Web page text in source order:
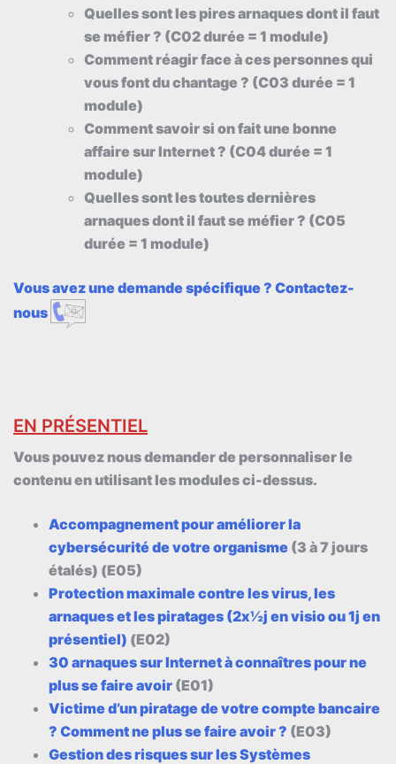
Quelles sont les pires arnaques dont il faut
se méfier ? (C02 durée = 1 module)
Comment réagir face à ces personnes qui
vous font du chantage ? (C03 durée = 1
module)
Comment savoir si on fait une bonne
affaire sur Internet ? (C04 durée = 1
module)
Quelles sont les toutes dernières
arnaques dont il faut se méfier ? (C05
durée = 1 module)
Vous avez une demande spécifique ? Contactez-
nous
EN PRÉSENTIEL
Vous pouvez nous demander de personnaliser le
contenu en utilisant les modules ci-dessus.
Accompagnement pour améliorer la
cybersécurité de votre organisme (3 à 7 jours
étalés) (E05)
Protection maximale contre les virus, les
arnaques et les piratages (2x½j en visio ou 1j en
présentiel) (E02)
30 arnaques sur Internet à connaîtres pour ne
plus se faire avoir (E01)
Victime d’un piratage de votre compte bancaire
? Comment ne plus se faire avoir ? (E03)
Gestion des risques sur les Systèmes